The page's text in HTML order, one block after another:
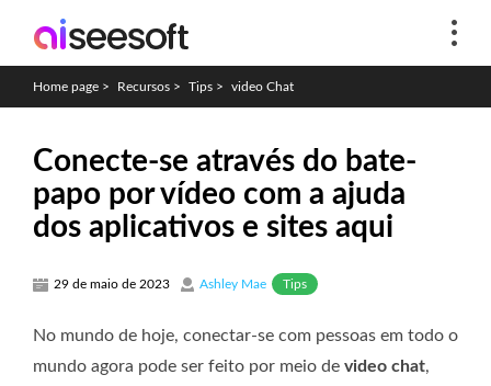
Home page > Recursos > Tips > video Chat
Conecte-se através do bate-
papo por vídeo com a ajuda
dos aplicativos e sites aqui
29 de maio de 2023 Ashley Mae Tips
No mundo de hoje, conectar-se com pessoas em todo o
mundo agora pode ser feito por meio de video chat,